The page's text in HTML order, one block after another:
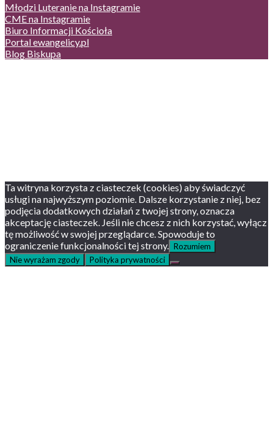
Młodzi Luteranie na Instagramie
CME na Instagramie
Biuro Informacji Kościoła
Portal ewangelicy.pl
Blog Biskupa
Ta witryna korzysta z ciasteczek (cookies) aby świadczyć
usługi na najwyższym poziomie. Dalsze korzystanie z niej, bez
podjęcia dodatkowych działań z twojej strony, oznacza
akceptację ciasteczek. Jeśli nie chcesz z nich korzystać, wyłącz
tę możliwość w swojej przeglądarce. Spowoduje to
ograniczenie funkcjonalności tej strony. Rozumiem
Nie wyrażam zgody
Polityka prywatności